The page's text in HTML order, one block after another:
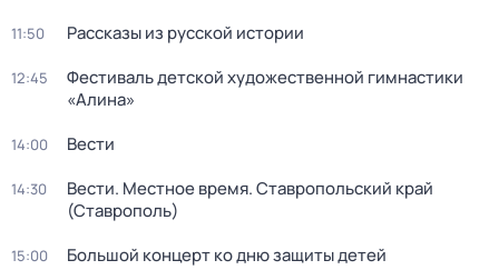
11:50 Рассказы из русской истории
12:45
Фестиваль детской художественной гимнастики
«Алина»
14:00 Вести
14:30
Вести. Местное время. Ставропольский край
(Ставрополь)
15:00 Большой концерт ко дню защиты детей